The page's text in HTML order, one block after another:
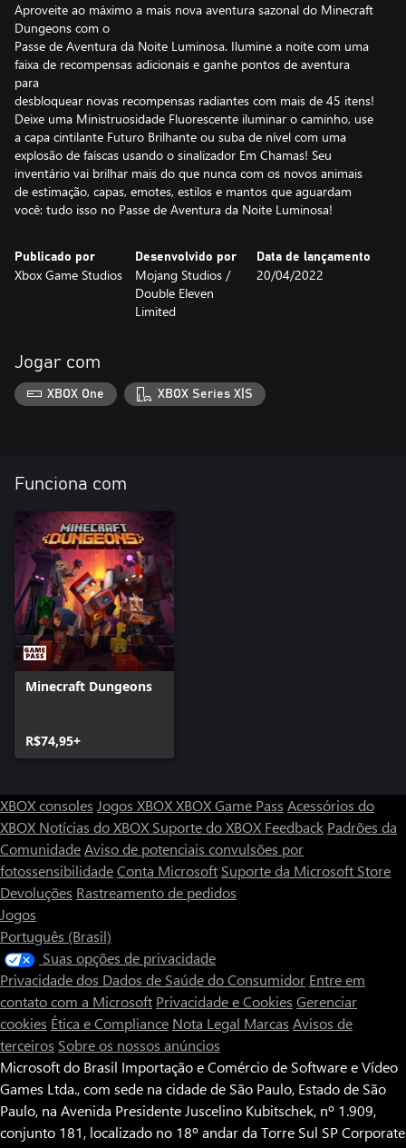
Aproveite ao máximo a mais nova aventura sazonal do Minecraft
Dungeons com o
Passe de Aventura da Noite Luminosa. Ilumine a noite com uma
faixa de recompensas adicionais e ganhe pontos de aventura
para
desbloquear novas recompensas radiantes com mais de 45 itens!
Deixe uma Ministruosidade Fluorescente iluminar o caminho, use
a capa cintilante Futuro Brilhante ou suba de nível com uma
explosão de faíscas usando o sinalizador Em Chamas! Seu
inventário vai brilhar mais do que nunca com os novos animais
de estimação, capas, emotes, estilos e mantos que aguardam
você: tudo isso no Passe de Aventura da Noite Luminosa!
Publicado por
Xbox Game Studios
Desenvolvido por
Mojang Studios /
Double Eleven
Limited
Data de lançamento
20/04/2022
Jogar com
XBOX One XBOX Series X|S
Funciona com
Minecraft Dungeons
R$74,95+
XBOX consoles Jogos XBOXXBOX Game Pass Acessórios do
XBOX Notícias do XBOX Suporte do XBOX Feedback Padrões da
ComunidadeAviso de potenciais convulsões por
fotossensibilidadeConta Microsoft Suporte da Microsoft Store
Devoluções Rastreamento de pedidos
Jogos
Português (Brasil)
Suas opções de privacidade
Privacidade dos Dados de Saúde do Consumidor Entre em
contato com a Microsoft Privacidade e Cookies Gerenciar
cookies Ética e Compliance Nota Legal Marcas Avisos de
terceiros Sobre os nossos anúncios
Microsoft do Brasil Importação e Comércio de Software e Vídeo
Games Ltda., com sede na cidade de São Paulo, Estado de São
Paulo, na Avenida Presidente Juscelino Kubitschek, nº 1.909,
conjunto 181, localizado no 18º andar da Torre Sul SP Corporate